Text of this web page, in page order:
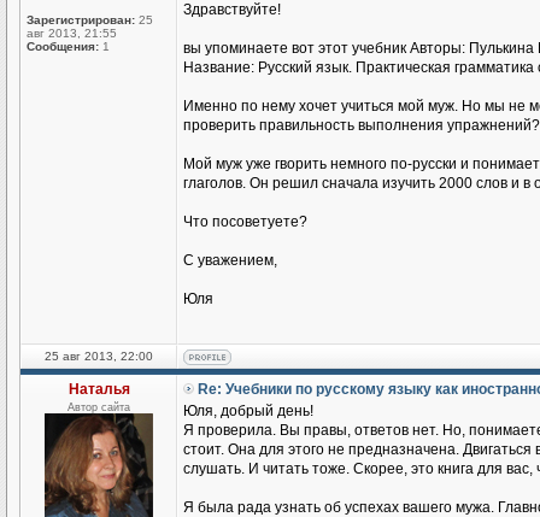
Зарегистрирован: 25
авг 2013, 21:55
Сообщения: 1
Здравствуйте!
вы упоминаете вот этот учебник Авторы:
Название: Русский язык. Практическая
Именно по нему хочет учиться мой муж. Но мы не
проверить правильность выполнения упражнений?
Мой муж уже гворить немного по-русски и
глаголов. Он решил сначала изучить 2000 слов и
Что посоветуете?
С уважением,
Юля
25 авг 2013, 22:00
Наталья
Автор сайта
Re: Учебники по русскому языку как
Юля, добрый день!
Я проверила. Вы правы, ответов нет. Но,
стоит. Она для этого не предназначена.
слушать. И читать тоже. Скорее, это книга для
Я была рада узнать об успехах вашего мужа.